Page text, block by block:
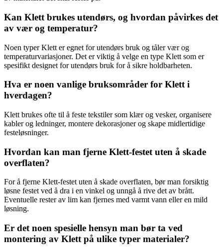
Kan Klett brukes utendørs, og hvordan påvirkes det
av vær og temperatur?
Noen typer Klett er egnet for utendørs bruk og tåler vær og
temperaturvariasjoner. Det er viktig å velge en type Klett som er
spesifikt designet for utendørs bruk for å sikre holdbarheten.
Hva er noen vanlige bruksområder for Klett i
hverdagen?
Klett brukes ofte til å feste tekstiler som klær og vesker, organisere
kabler og ledninger, montere dekorasjoner og skape midlertidige
festeløsninger.
Hvordan kan man fjerne Klett-festet uten å skade
overflaten?
For å fjerne Klett-festet uten å skade overflaten, bør man forsiktig
løsne festet ved å dra i en vinkel og unngå å rive det av brått.
Eventuelle rester av lim kan fjernes med varmt vann eller en mild
løsning.
Er det noen spesielle hensyn man bør ta ved
montering av Klett på ulike typer materialer?